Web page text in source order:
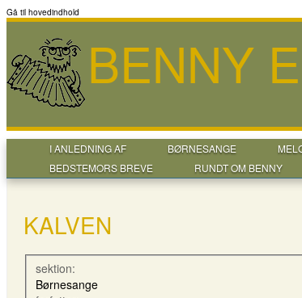
Gå til hovedindhold
BENNY
I ANLEDNING AF BØRNESANGE
BEDSTEMORS BREVE
RUNDT OM BENNY
KALVEN
sektion:
Børnesange